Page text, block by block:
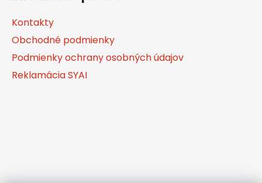
Kontakty
Obchodné podmienky
Podmienky ochrany osobných údajov
Reklamácia SYAI